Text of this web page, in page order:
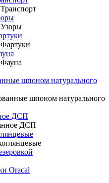
шпоном натурального
ДСП
Oracal